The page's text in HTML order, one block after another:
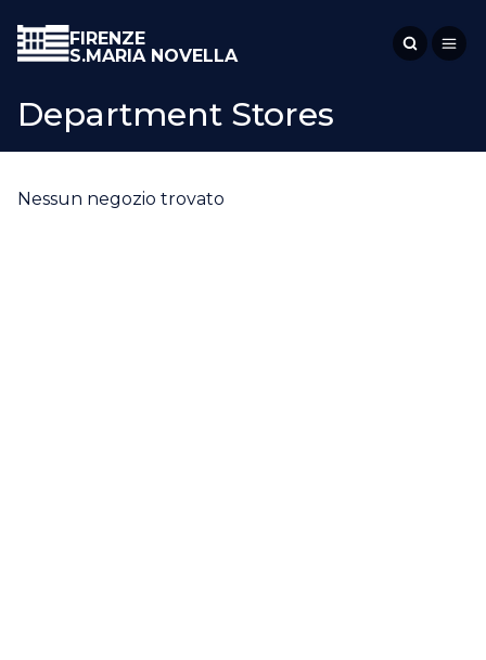
FIRENZE
S.MARIA NOVELLA
Department Stores
Nessun negozio trovato